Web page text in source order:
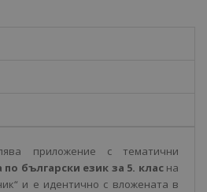
приложение с тематични
по български език за 5. клас на
и е идентично с вложената в